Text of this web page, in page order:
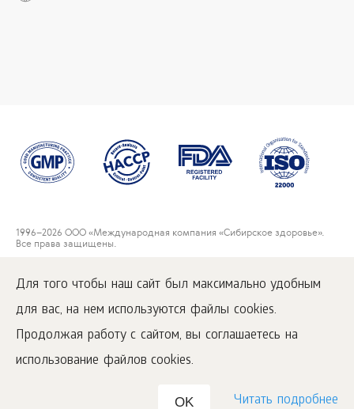
Для того чтобы наш сайт был максимально удобным
для вас, на нем используются файлы cookies.
Продолжая работу с сайтом, вы соглашаетесь на
использование файлов cookies.
OK Читать подробнее
1996–2026 ООО «Международная компания «Сибирское здоровье».
Все права защищены.
www.siberianwellness.com.
Пользовательское соглашение
Политика конфиденциальности